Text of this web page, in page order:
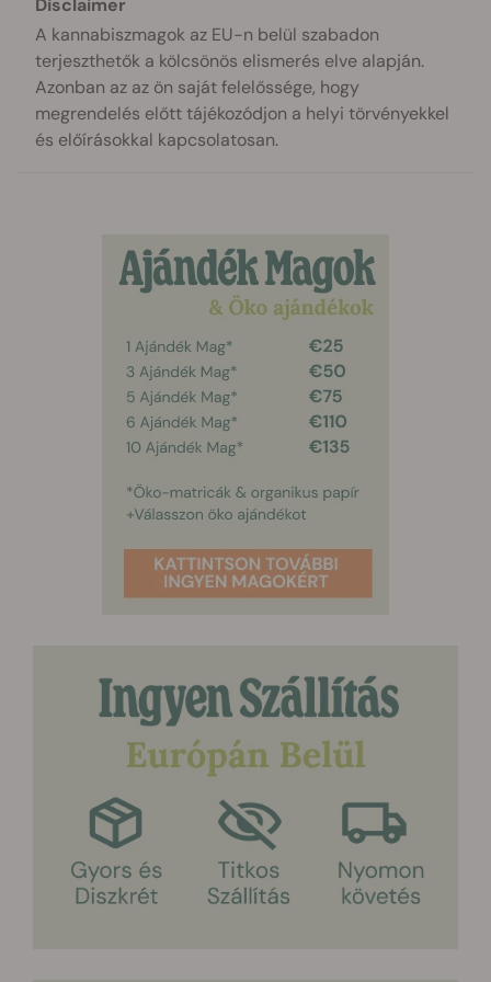
Disclaimer
A kannabiszmagok az EU-n belül szabadon
terjeszthetők a kölcsönös elismerés elve alapján.
Azonban az az ön saját felelőssége, hogy
megrendelés előtt tájékozódjon a helyi törvényekkel
és előírásokkal kapcsolatosan.